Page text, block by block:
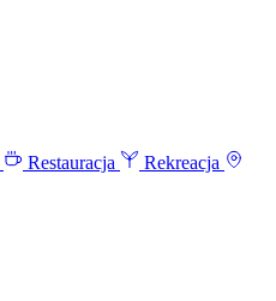
Restauracja
Rekreacja